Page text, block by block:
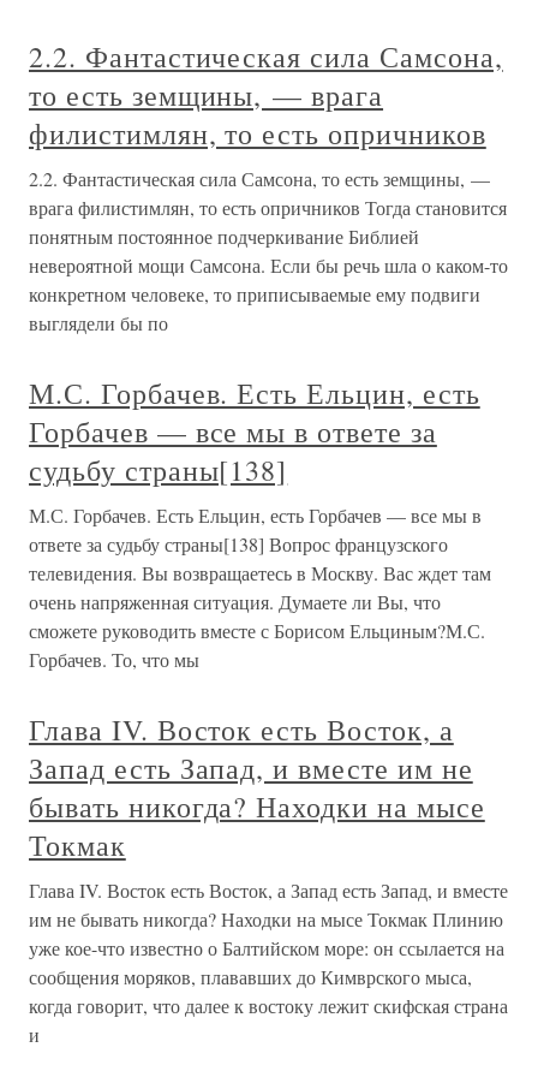
2.2. Фантастическая сила Самсона,
то есть земщины, — врага
филистимлян, то есть опричников
2.2. Фантастическая сила Самсона, то есть земщины, —
врага филистимлян, то есть опричников Тогда становится
понятным постоянное подчеркивание Библией
невероятной мощи Самсона. Если бы речь шла о каком-то
конкретном человеке, то приписываемые ему подвиги
выглядели бы по
М.С. Горбачев. Есть Ельцин, есть
Горбачев — все мы в ответе за
судьбу страны[138]
М.С. Горбачев. Есть Ельцин, есть Горбачев — все мы в
ответе за судьбу страны[138] Вопрос французского
телевидения. Вы возвращаетесь в Москву. Вас ждет там
очень напряженная ситуация. Думаете ли Вы, что
сможете руководить вместе с Борисом Ельциным?М.С.
Горбачев. То, что мы
Глава IV. Восток есть Восток, а
Запад есть Запад, и вместе им не
бывать никогда? Находки на мысе
Токмак
Глава IV. Восток есть Восток, а Запад есть Запад, и вместе
им не бывать никогда? Находки на мысе Токмак Плинию
уже кое-что известно о Балтийском море: он ссылается на
сообщения моряков, плававших до Кимврского мыса,
когда говорит, что далее к востоку лежит скифская страна
и